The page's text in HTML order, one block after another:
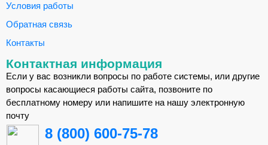
Условия работы
Обратная связь
Контакты
Контактная информация
Если у вас возникли вопросы по работе системы, или другие
вопросы касающиеся работы сайта, позвоните по
бесплатному номеру или напишите на нашу электронную
почту
8 (800) 600-75-78